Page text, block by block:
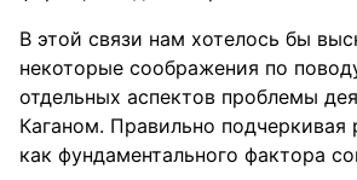
В этой связи нам хотелось бы
некоторые соображения по
отдельных аспектов проблемы
Каганом. Правильно подчеркивая
как фундаментального фактора